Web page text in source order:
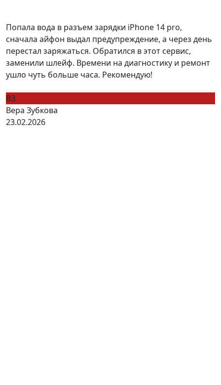
Попала вода в разъем зарядки iPhone 14 pro,
сначала айфон выдал предупреждение, а через день
перестал заряжаться. Обратился в этот сервис,
заменили шлейф. Времени на диагностику и ремонт
ушло чуть больше часа. Рекомендую!
ВЗ
Вера Зубкова
23.02.2026